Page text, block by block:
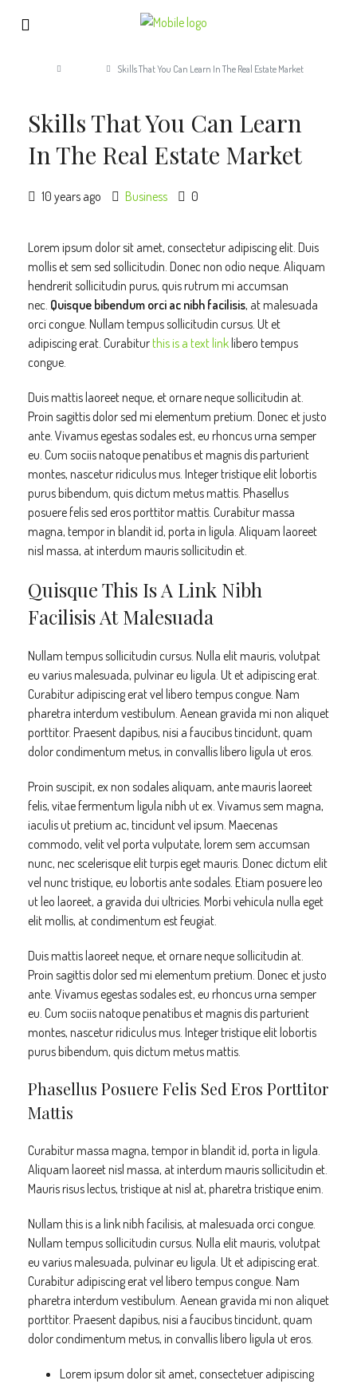
Skills That You Can Learn In The Real Estate Market
Skills That You Can Learn
In The Real Estate Market
10 years ago Business 0
Lorem ipsum dolor sit amet, consectetur adipiscing elit. Duis
mollis et sem sed sollicitudin. Donec non odio neque. Aliquam
hendrerit sollicitudin purus, quis rutrum mi accumsan
nec. Quisque bibendum orci ac nibh facilisis, at malesuada
orci congue. Nullam tempus sollicitudin cursus. Ut et
adipiscing erat. Curabiturthis is a text link libero tempus
congue.
Duis mattis laoreet neque, et ornare neque sollicitudin at.
Proin sagittis dolor sed mi elementum pretium. Donec et justo
ante. Vivamus egestas sodales est, eu rhoncus urna semper
eu. Cum sociis natoque penatibus et magnis dis parturient
montes, nascetur ridiculus mus. Integer tristique elit lobortis
purus bibendum, quis dictum metus mattis. Phasellus
posuere felis sed eros porttitor mattis. Curabitur massa
magna, tempor in blandit id, porta in ligula. Aliquam laoreet
nisl massa, at interdum mauris sollicitudin et.
Quisque This Is A Link Nibh
Facilisis At Malesuada
Nullam tempus sollicitudin cursus. Nulla elit mauris, volutpat
eu varius malesuada, pulvinar eu ligula. Ut et adipiscing erat.
Curabitur adipiscing erat vel libero tempus congue. Nam
pharetra interdum vestibulum. Aenean gravida mi non aliquet
porttitor. Praesent dapibus, nisi a faucibus tincidunt, quam
dolor condimentum metus, in convallis libero ligula ut eros.
Proin suscipit, ex non sodales aliquam, ante mauris laoreet
felis, vitae fermentum ligula nibh ut ex. Vivamus sem magna,
iaculis ut pretium ac, tincidunt vel ipsum. Maecenas
commodo, velit vel porta vulputate, lorem sem accumsan
nunc, nec scelerisque elit turpis eget mauris. Donec dictum elit
vel nunc tristique, eu lobortis ante sodales. Etiam posuere leo
ut leo laoreet, a gravida dui ultricies. Morbi vehicula nulla eget
elit mollis, at condimentum est feugiat.
Duis mattis laoreet neque, et ornare neque sollicitudin at.
Proin sagittis dolor sed mi elementum pretium. Donec et justo
ante. Vivamus egestas sodales est, eu rhoncus urna semper
eu. Cum sociis natoque penatibus et magnis dis parturient
montes, nascetur ridiculus mus. Integer tristique elit lobortis
purus bibendum, quis dictum metus mattis.
Phasellus Posuere Felis Sed Eros Porttitor
Mattis
Curabitur massa magna, tempor in blandit id, porta in ligula.
Aliquam laoreet nisl massa, at interdum mauris sollicitudin et.
Mauris risus lectus, tristique at nisl at, pharetra tristique enim.
Nullam this is a link nibh facilisis, at malesuada orci congue.
Nullam tempus sollicitudin cursus. Nulla elit mauris, volutpat
eu varius malesuada, pulvinar eu ligula. Ut et adipiscing erat.
Curabitur adipiscing erat vel libero tempus congue. Nam
pharetra interdum vestibulum. Aenean gravida mi non aliquet
porttitor. Praesent dapibus, nisi a faucibus tincidunt, quam
dolor condimentum metus, in convallis libero ligula ut eros.
Lorem ipsum dolor sit amet, consectetuer adipiscing